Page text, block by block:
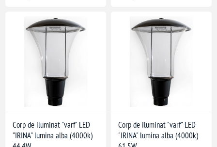
Corp de iluminat "varf" LED
"IRINA" lumina alba (4000k)
Corp de iluminat "varf" LED
"IRINA" lumina alba (4000k)